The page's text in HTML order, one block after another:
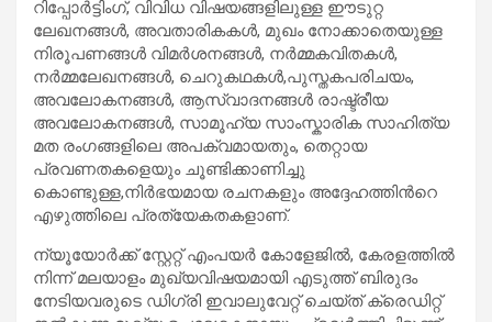
റിപ്പോർട്ടിംഗ്, വിവിധ വിഷയങ്ങളിലുള്ള ഈടുറ്റ
ലേഖനങ്ങൾ, അവതാരികകൾ, മുഖം നോക്കാതെയുള്ള
നിരൂപണങ്ങൾ വിമർശനങ്ങൾ, നർമ്മകവിതകൾ,
നർമ്മലേഖനങ്ങൾ, ചെറുകഥകൾ,പുസ്തകപരിചയം,
അവലോകനങ്ങൾ, ആസ്വാദനങ്ങൾ രാഷ്ട്രീയ
അവലോകനങ്ങൾ, സാമൂഹ്യ സാംസ്കാരിക സാഹിത്യ
മത രംഗങ്ങളിലെ അപക്വമായതും, തെറ്റായ
പ്രവണതകളെയും ചൂണ്ടിക്കാണിച്ചു
കൊണ്ടുള്ള,നിർഭയമായ രചനകളും അദ്ദേഹത്തിൻറെ
എഴുത്തിലെ പ്രത്യേകതകളാണ്.
ന്യൂയോർക്ക് സ്റ്റേറ്റ് എംപയർ കോളേജിൽ, കേരളത്തിൽ
നിന്ന് മലയാളം മുഖ്യവിഷയമായി എടുത്ത് ബിരുദം
നേടിയവരുടെ ഡിഗ്രി ഇവാലുവേറ്റ് ചെയ്ത് ക്രെഡിറ്റ്